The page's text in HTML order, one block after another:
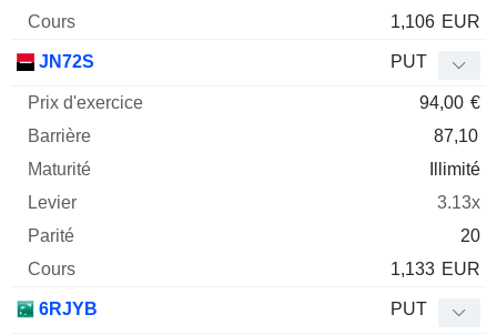
1,106 EUR
JN72S PUT
94,00 €
87,10
Illimité
3.13x
20
1,133 EUR
6RJYB PUT